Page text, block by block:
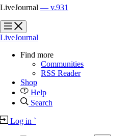
LiveJournal — v.931
?
?
LiveJournal
Find more
Communities
RSS Reader
Shop
Help
Search
Log in `